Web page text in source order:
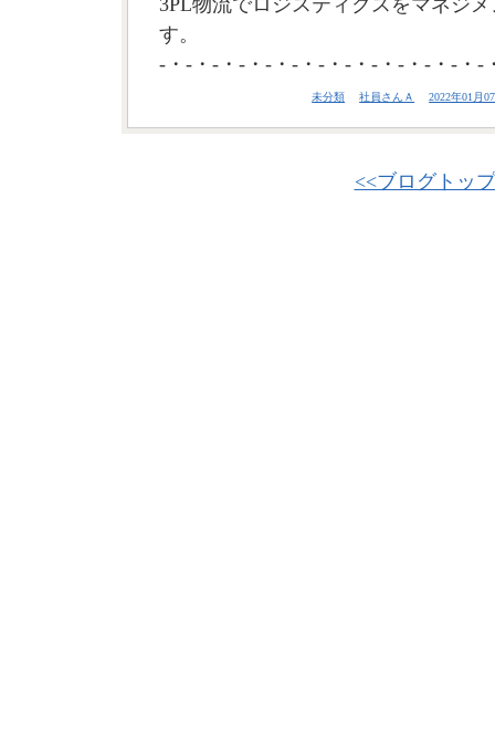
す。
-・-・-・-・-・-・-・-・-・-・-・-・-
未分類 社員さんＡ 2022年01月
<<ブログトッ